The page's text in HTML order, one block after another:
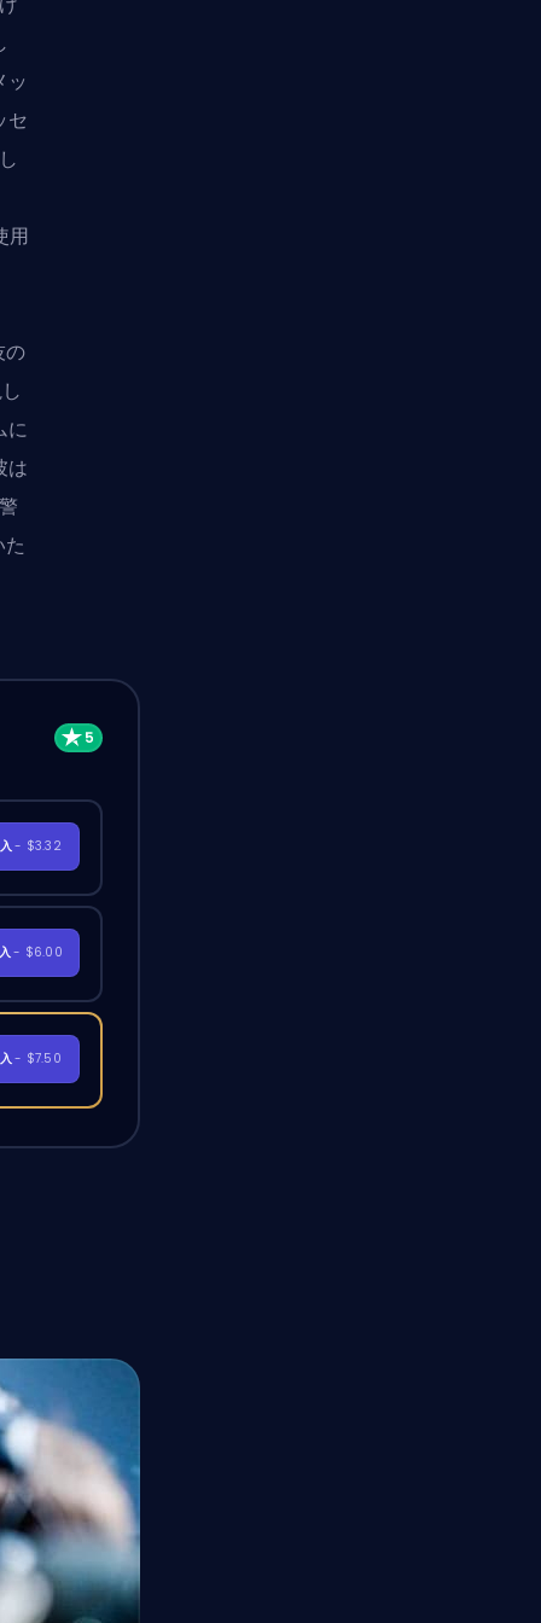
セ
用
の
に
は
- $3.32
- $6.00
- $7.50